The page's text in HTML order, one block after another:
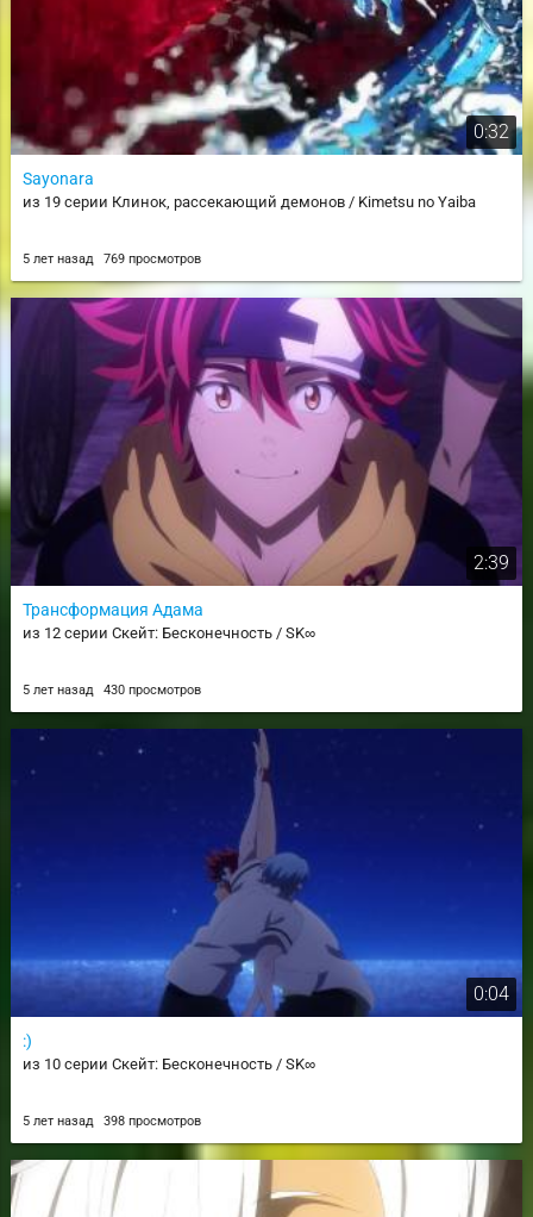
0:32
Sayonara
из 19 серии Клинок, рассекающий демонов / Kimetsu no Yaiba
5 лет назад 769 просмотров
2:39
Трансформация Адама
из 12 серии Скейт: Бесконечность / SK∞
5 лет назад 430 просмотров
0:04
:)
из 10 серии Скейт: Бесконечность / SK∞
5 лет назад 398 просмотров